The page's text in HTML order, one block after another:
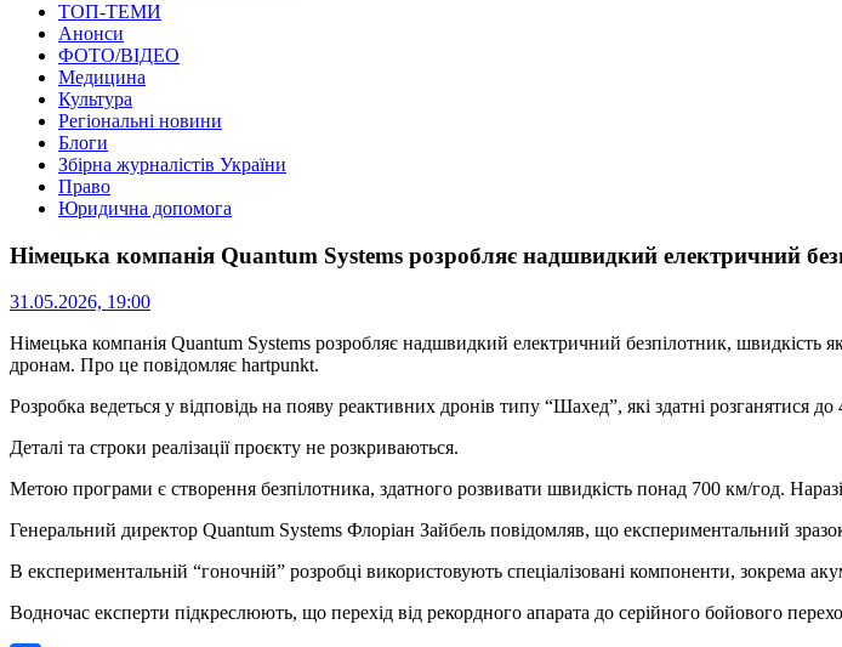
ТОП-ТЕМИ
Анонси
ФОТО/ВІДЕО
Медицина
Культура
Регіональні новини
Блоги
Збірна журналістів України
Право
Юридична допомога
Німецька компанія Quantum Systems розробляє надшвидкий електричний
31.05.2026, 19:00
Німецька компанія Quantum Systems розробляє надшвидкий електричний безпілотник,
дронам. Про це повідомляє hartpunkt.
Розробка ведеться у відповідь на появу реактивних дронів типу “Шахед”, які здатні розганятися
Деталі та строки реалізації проєкту не розкриваються.
Метою програми є створення безпілотника, здатного розвивати швидкість понад 700 км/год.
Генеральний директор Quantum Systems Флоріан Зайбель повідомляв, що експериментальний
В експериментальній “гоночній” розробці використовують спеціалізовані компоненти, зокрема
Водночас експерти підкреслюють, що перехід від рекордного апарата до серійного бойового